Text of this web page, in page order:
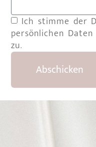
Ich stimme der
persönlichen
zu.
Abschicken